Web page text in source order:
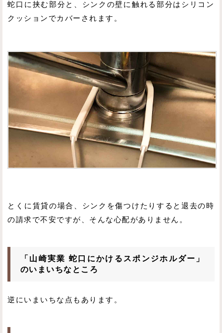
蛇口に挟む部分と、シンクの壁に触れる部分はシリコン
クッションでカバーされます。
とくに賃貸の場合、シンクを傷つけたりすると退去の時
の請求で不安ですが、そんな心配がありません。
「山崎実業 蛇口にかけるスポンジホルダー」
のいまいちなところ
逆にいまいちな点もあります。